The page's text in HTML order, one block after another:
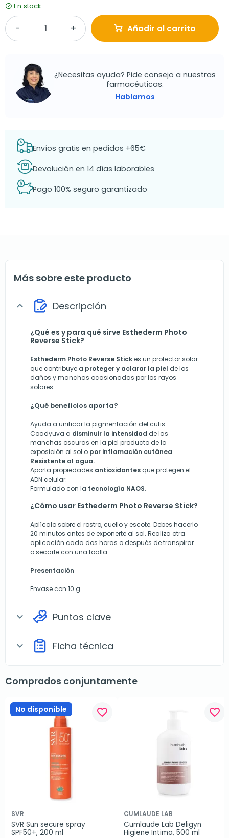
En stock
Añadir al carrito
¿Necesitas ayuda? Pide consejo a nuestras
farmacéuticas.
Hablamos
Envíos gratis en pedidos +65€
Devolución en 14 días laborables
Pago 100% seguro garantizado
Más sobre este producto
expand_more Descripción
¿Qué es y para qué sirve Esthederm Photo
Reverse Stick?
Esthederm Photo Reverse Stickes un protector solar
que contribuye a proteger y aclarar la piel de los
daños y manchas ocasionadas por los rayos
solares.
¿Qué beneficios aporta?
Ayuda a unificar la pigmentación del cutis.
Coadyuva a disminuir la intensidad de las
manchas oscuras en la piel producto de la
exposición al sol o por inflamación cutánea.
Resistente al agua.
Aporta propiedades antioxidantes que protegen el
ADN celular.
Formulado con la tecnología NAOS.
¿Cómo usar Esthederm Photo Reverse Stick?
Aplícalo sobre el rostro, cuello y escote. Debes hacerlo
20 minutos antes de exponerte al sol. Realiza otra
aplicación cada dos horas o después de transpirar
o secarte con una toalla.
Presentación
Envase con 10 g.
expand_more Puntos clave
expand_more Ficha técnica
Comprados conjuntamente
No disponible favorite_border
SVR
SVR Sun secure spray
SPF50+, 200 ml
favorite_border
CUMLAUDE LAB
Cumlaude Lab Deligyn
Higiene Intima, 500 ml